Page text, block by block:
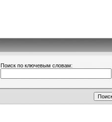
Поиск по ключевым словам: